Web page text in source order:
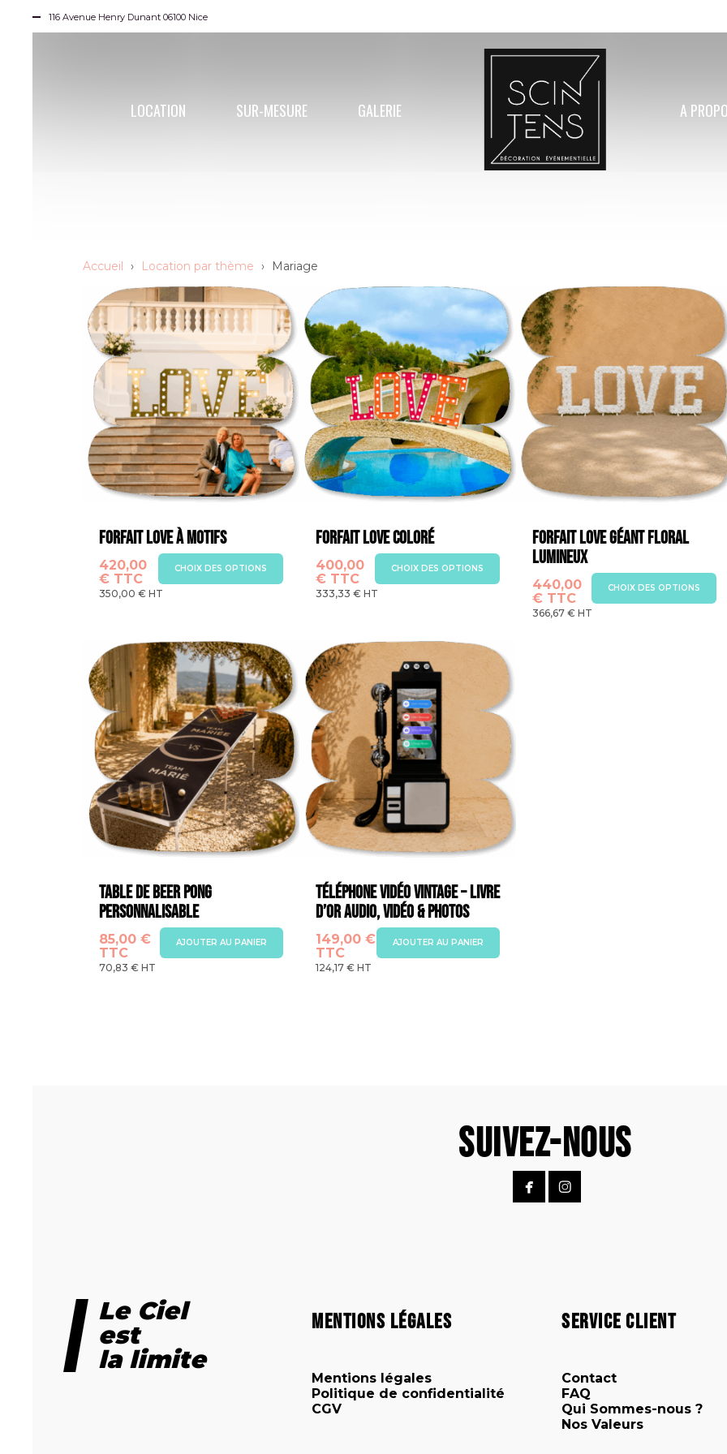
116 Avenue Henry Dunant 06100 Nice
LOCATION SUR-MESURE GALERIE A
Accueil › Location par thème › Mariage
Forfait Love à motifs
CHOIX DES OPTIONS
Ce
produit
variations.
Les
options
peuvent
être
choisies
sur
la
page
du
420,00
€ TTC
350,00 € HT
Forfait Love coloré
CHOIX DES OPTIONS
Ce
produit
variations.
Les
options
peuvent
être
choisies
sur
la
page
du
400,00
€ TTC
333,33 € HT
Forfait LOVE Géant Floral
Lumineux
CHOIX DES OPTIONS
Ce
produit
440,00
€ TTC
366,67 € HT
Table de Beer Pong
Personnalisable
AJOUTER AU PANIER
85,00 €
TTC
70,83 € HT
Téléphone Vidéo Vintage – Livre
d’Or Audio, Vidéo & Photos
AJOUTER AU PANIER
149,00 €
TTC
124,17 € HT
Suivez-Nous
 
Le Ciel
est
la limite
Mentions Légales
Mentions légales
Politique de confidentialité
CGV
Service client
Contact
FAQ
Qui Sommes-nous ?
Nos Valeurs